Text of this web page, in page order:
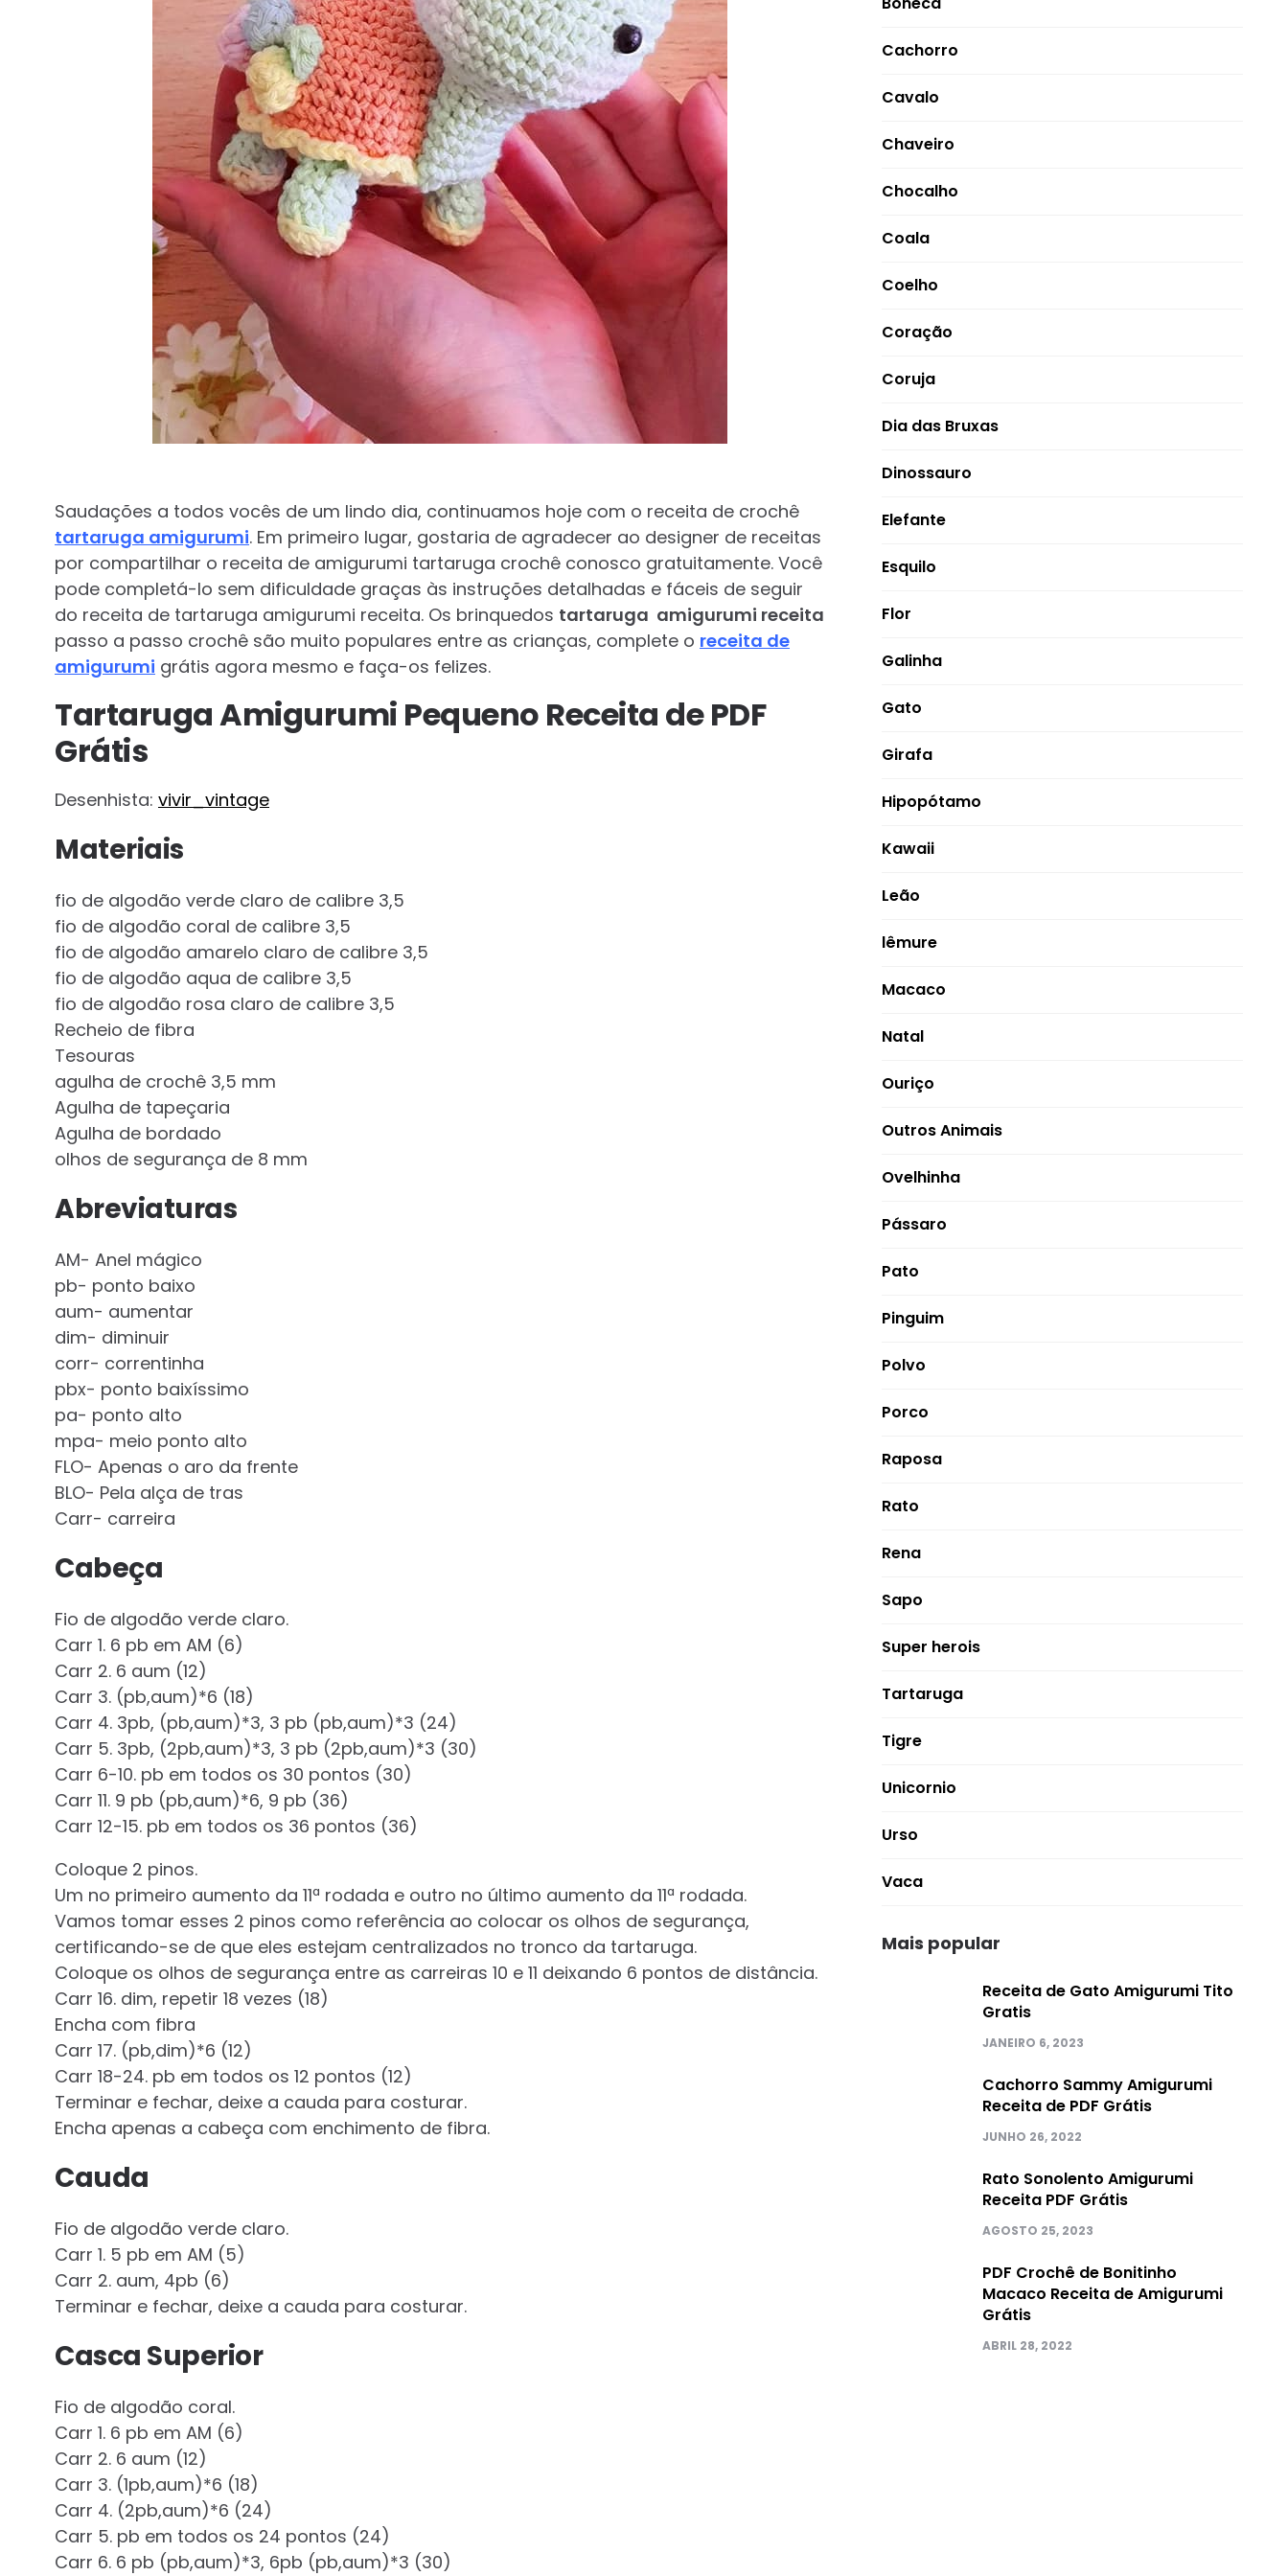
Saudações a todos vocês de um lindo dia, continuamos hoje com o receita de crochê
tartaruga amigurumi. Em primeiro lugar, gostaria de agradecer ao designer de receitas
por compartilhar o receita de amigurumi tartaruga crochê conosco gratuitamente. Você
pode completá-lo sem dificuldade graças às instruções detalhadas e fáceis de seguir
do receita de tartaruga amigurumi receita. Os brinquedos tartaruga amigurumi receita
passo a passo crochê são muito populares entre as crianças, complete o receita de
amigurumi grátis agora mesmo e faça-os felizes.
Tartaruga Amigurumi Pequeno Receita de PDF
Grátis
Desenhista: vivir_vintage
Materiais
fio de algodão verde claro de calibre 3,5
fio de algodão coral de calibre 3,5
fio de algodão amarelo claro de calibre 3,5
fio de algodão aqua de calibre 3,5
fio de algodão rosa claro de calibre 3,5
Recheio de fibra
Tesouras
agulha de crochê 3,5 mm
Agulha de tapeçaria
Agulha de bordado
olhos de segurança de 8 mm
Abreviaturas
AM- Anel mágico
pb- ponto baixo
aum- aumentar
dim- diminuir
corr- correntinha
pbx- ponto baixíssimo
pa- ponto alto
mpa- meio ponto alto
FLO- Apenas o aro da frente
BLO- Pela alça de tras
Carr- carreira
Cabeça
Fio de algodão verde claro.
Carr 1. 6 pb em AM (6)
Carr 2. 6 aum (12)
Carr 3. (pb,aum)*6 (18)
Carr 4. 3pb, (pb,aum)*3, 3 pb (pb,aum)*3 (24)
Carr 5. 3pb, (2pb,aum)*3, 3 pb (2pb,aum)*3 (30)
Carr 6-10. pb em todos os 30 pontos (30)
Carr 11. 9 pb (pb,aum)*6, 9 pb (36)
Carr 12-15. pb em todos os 36 pontos (36)
Coloque 2 pinos.
Um no primeiro aumento da 11ª rodada e outro no último aumento da 11ª rodada.
Vamos tomar esses 2 pinos como referência ao colocar os olhos de segurança,
certificando-se de que eles estejam centralizados no tronco da tartaruga.
Coloque os olhos de segurança entre as carreiras 10 e 11 deixando 6 pontos de distância.
Carr 16. dim, repetir 18 vezes (18)
Encha com fibra
Carr 17. (pb,dim)*6 (12)
Carr 18-24. pb em todos os 12 pontos (12)
Terminar e fechar, deixe a cauda para costurar.
Encha apenas a cabeça com enchimento de fibra.
Cauda
Fio de algodão verde claro.
Carr 1. 5 pb em AM (5)
Carr 2. aum, 4pb (6)
Terminar e fechar, deixe a cauda para costurar.
Casca Superior
Fio de algodão coral.
Carr 1. 6 pb em AM (6)
Carr 2. 6 aum (12)
Carr 3. (1pb,aum)*6 (18)
Carr 4. (2pb,aum)*6 (24)
Carr 5. pb em todos os 24 pontos (24)
Carr 6. 6 pb (pb,aum)*3, 6pb (pb,aum)*3 (30)
Cachorro
Cavalo
Chaveiro
Chocalho
Coala
Coelho
Coração
Coruja
Dia das Bruxas
Dinossauro
Elefante
Esquilo
Flor
Galinha
Gato
Girafa
Hipopótamo
Kawaii
Leão
lêmure
Macaco
Natal
Ouriço
Outros Animais
Ovelhinha
Pássaro
Pato
Pinguim
Polvo
Porco
Raposa
Rato
Rena
Sapo
Super herois
Tartaruga
Tigre
Unicornio
Urso
Vaca
Mais popular
Receita de Gato Amigurumi Tito
Gratis
JANEIRO 6, 2023
Cachorro Sammy Amigurumi
Receita de PDF Grátis
JUNHO 26, 2022
Rato Sonolento Amigurumi
Receita PDF Grátis
AGOSTO 25, 2023
PDF Crochê de Bonitinho
Macaco Receita de Amigurumi
Grátis
ABRIL 28, 2022